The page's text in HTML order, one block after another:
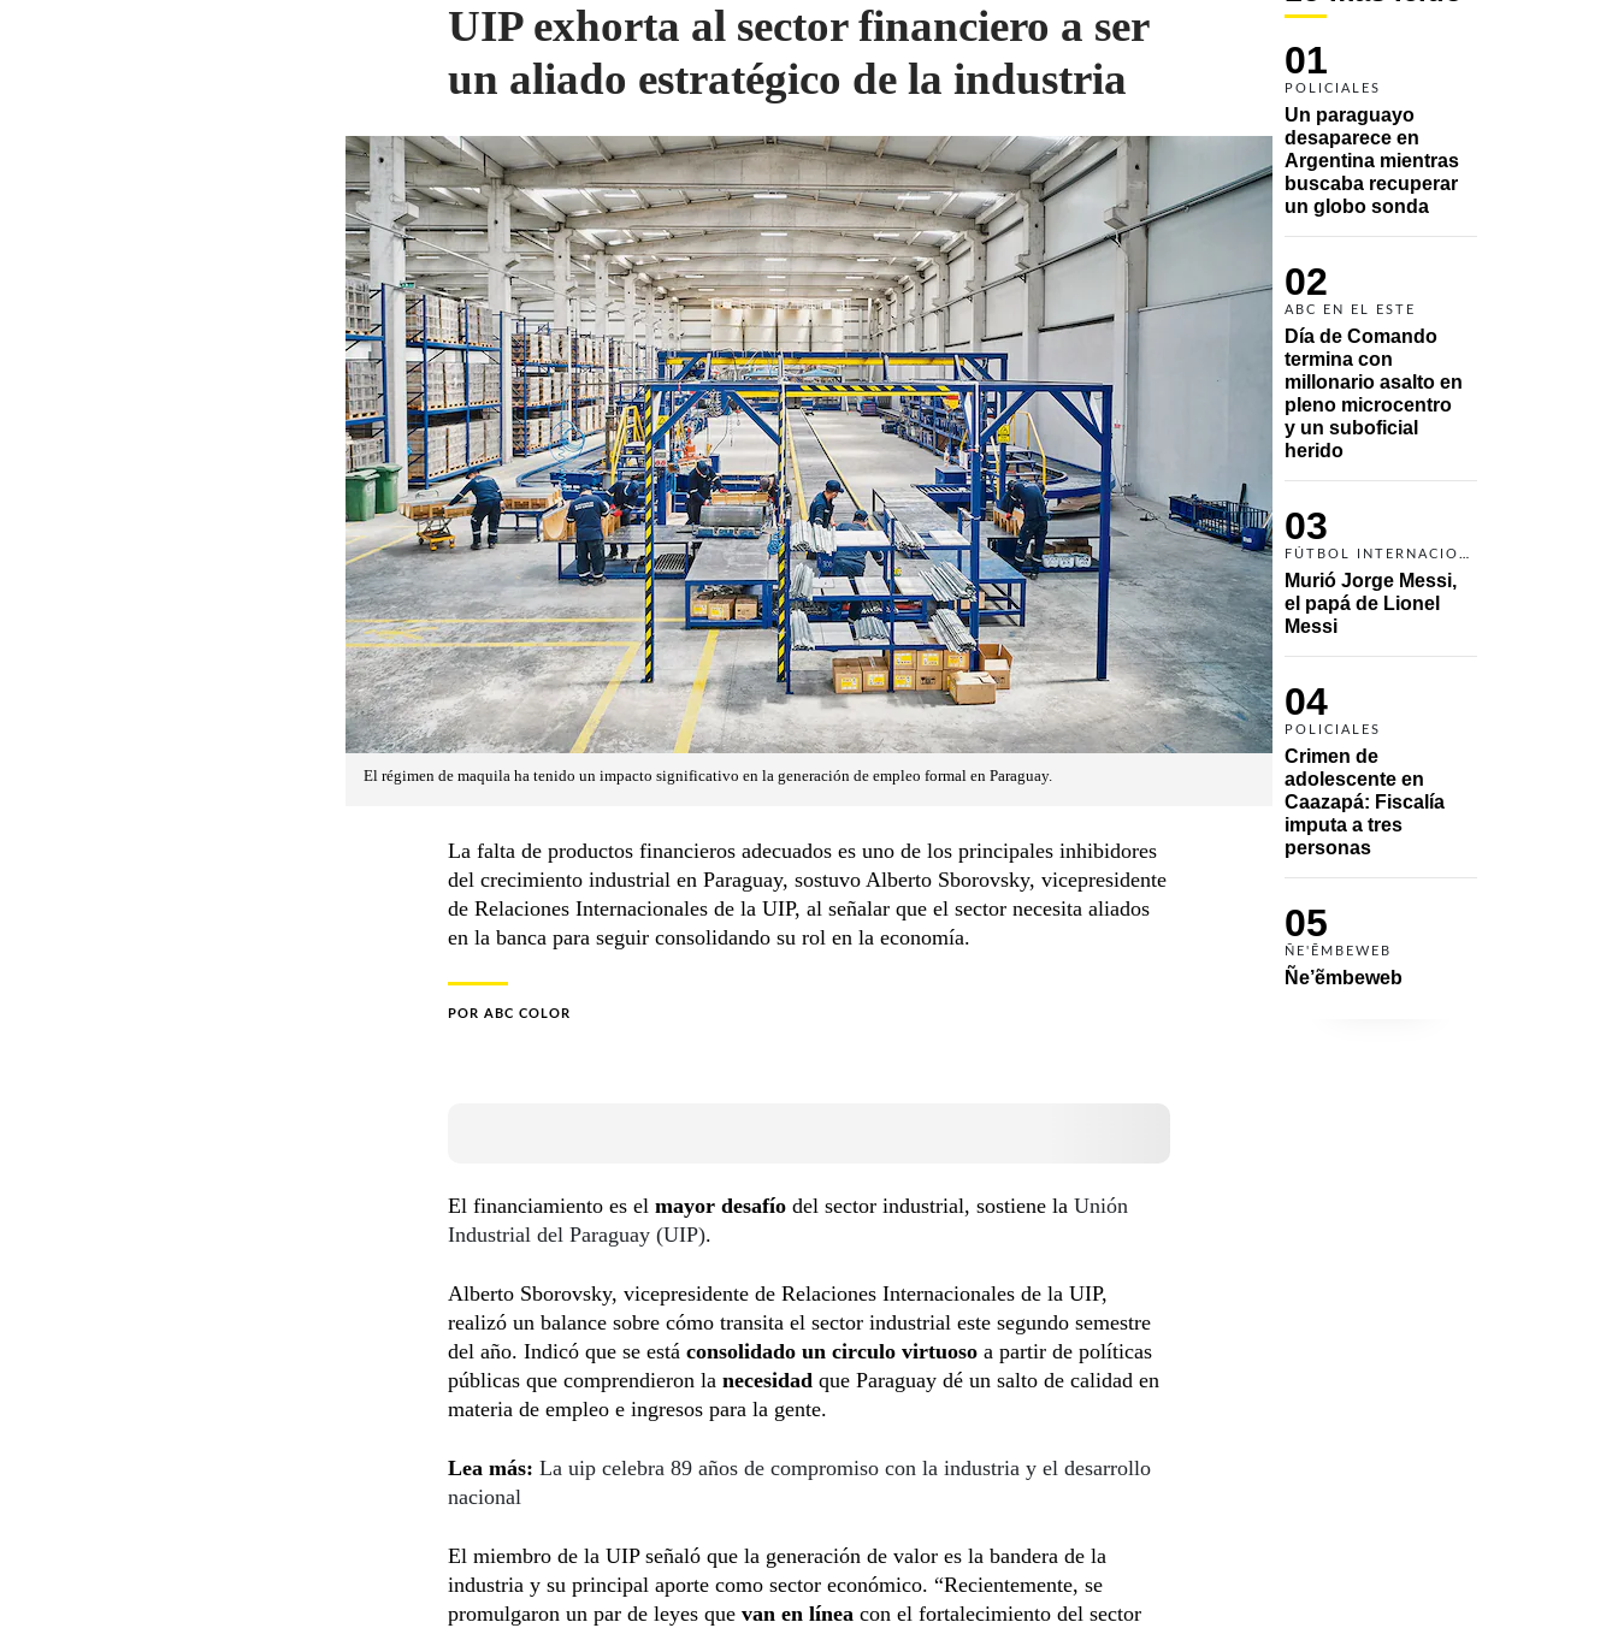
01
POLICIALES
Un paraguayo
desaparece en
Argentina mientras
buscaba recuperar
un globo sonda
02
ABC EN EL ESTE
Día de Comando
termina con
millonario asalto en
pleno microcentro
y un suboficial
herido
03
Murió Jorge Messi,
el papá de Lionel
Messi
04
POLICIALES
Crimen de
adolescente en
Caazapá: Fiscalía
imputa a tres
personas
05
ÑE'ẼMBEWEB
Ñe’ẽmbeweb
UIP exhorta al sector financiero a ser
un aliado estratégico de la industria
El régimen de maquila ha tenido un impacto significativo en la generación de empleo formal en Paraguay.
La falta de productos financieros adecuados es uno de los principales inhibidores
del crecimiento industrial en Paraguay, sostuvo Alberto Sborovsky, vicepresidente
de Relaciones Internacionales de la UIP, al señalar que el sector necesita aliados
en la banca para seguir consolidando su rol en la economía.
POR ABC COLOR
El financiamiento es el mayor desafío del sector industrial, sostiene la Unión
Industrial del Paraguay (UIP).
Alberto Sborovsky, vicepresidente de Relaciones Internacionales de la UIP,
realizó un balance sobre cómo transita el sector industrial este segundo semestre
del año. Indicó que se está consolidado un circulo virtuoso a partir de políticas
públicas que comprendieron la necesidad que Paraguay dé un salto de calidad en
materia de empleo e ingresos para la gente.
Lea más: La uip celebra 89 años de compromiso con la industria y el desarrollo
nacional
El miembro de la UIP señaló que la generación de valor es la bandera de la
industria y su principal aporte como sector económico. “Recientemente, se
promulgaron un par de leyes que van en línea con el fortalecimiento del sector